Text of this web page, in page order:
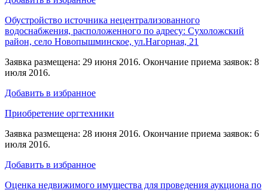
Обустройство источника нецентрализованного
водоснабжения, расположенного по адресу: Сухоложский
район, село Новопышминское, ул.Нагорная, 21
Заявка размещена: 29 июня 2016. Окончание приема заявок: 8
июля 2016.
Добавить в избранное
Приобретение оргтехники
Заявка размещена: 28 июня 2016. Окончание приема заявок: 6
июля 2016.
Добавить в избранное
Оценка недвижимого имущества для проведения аукциона по